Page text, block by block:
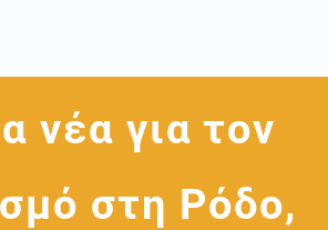
νέα για τον
στη Ρόδο,